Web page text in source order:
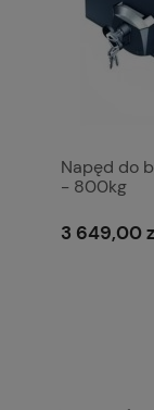
Napęd do
- 800kg
3 649,00